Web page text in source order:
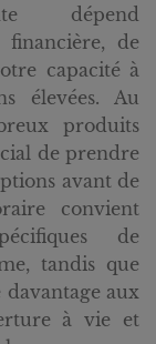
dépend
de
capacité à
élevées. Au
produits
de prendre
avant de
convient
de
tandis que
davantage aux
à vie et